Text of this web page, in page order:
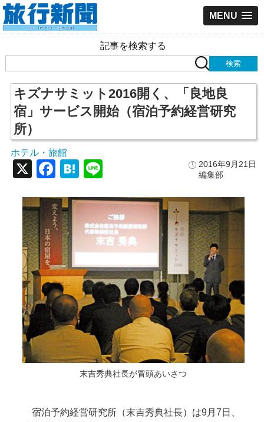
MENU
記事を検索する
キズナサミット2016開く、「良地良
宿」サービス開始（宿泊予約経営研究
所）
ホテル・旅館
2016年9月21日
編集部
X Facebook
Hatena
末吉秀典社長が冒頭あいさつ
宿泊予約経営研究所（末吉秀典社長）は9月7日、